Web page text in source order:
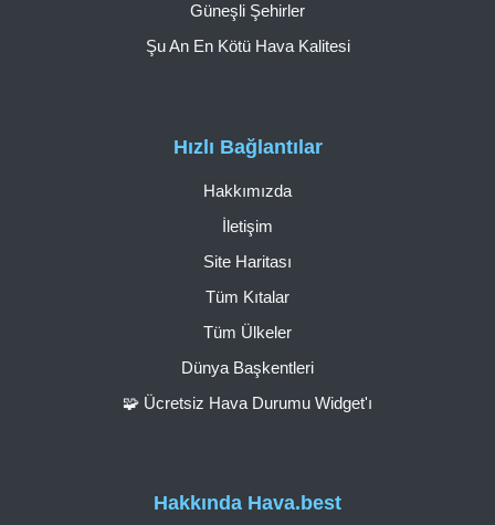
Hakkında Hava.best
Hızlı Bağlantılar
Hakkımızda
İletişim
Site Haritası
Tüm Kıtalar
Tüm Ülkeler
Dünya Başkentleri
🧩 Ücretsiz Hava Durumu Widget'ı
Güneşli Şehirler
Şu An En Kötü Hava Kalitesi